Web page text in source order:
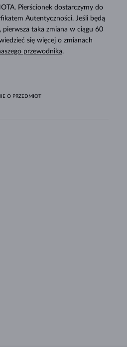
Pierścionek dostarczymy do
Autentyczności. Jeśli będą
taka zmiana w ciągu 60
się więcej o zmianach
przewodnika.
O PRZEDMIOT